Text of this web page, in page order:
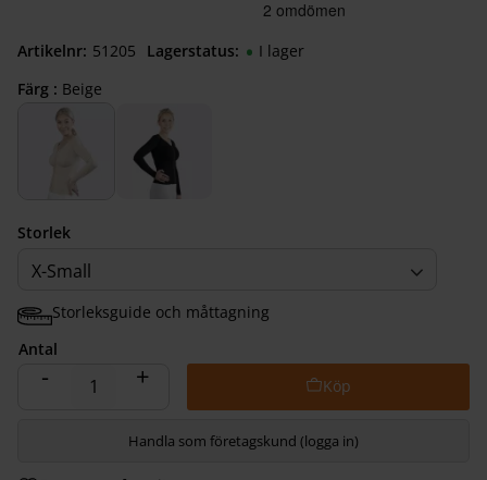
Färg : Beige
Storlek
X-Small
Storleksguide och måttagning
Antal
+
-
Handla som företagskund (logga in)
Lagerstatus I lager
Artikelnr 512050830